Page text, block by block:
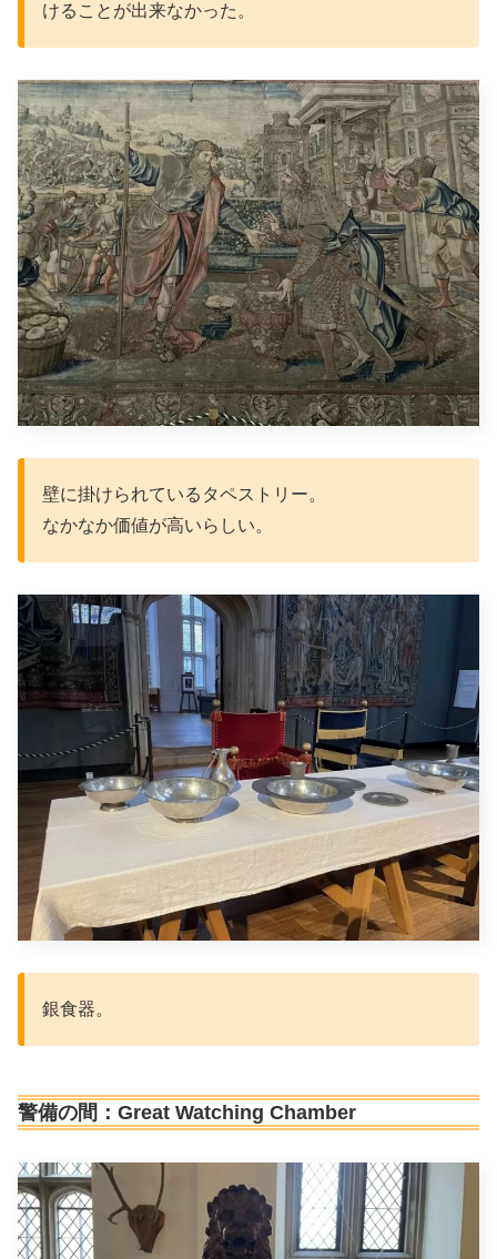
けることが出来なかった。
壁に掛けられているタペストリー。
なかなか価値が高いらしい。
銀食器。
警備の間：Great Watching Chamber